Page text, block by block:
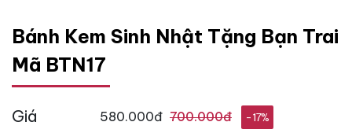
Bánh Kem Sinh Nhật Tặng Bạn Trai
Mã BTN17
Giá 580.000đ 700.000đ -17%